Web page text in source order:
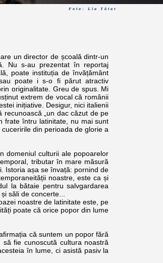
Foto: Lia Tătar
un director de școală dintr-un
Nu s-au prezentat în reportaj
poate instituția de învățământ
poate i s-o fi părut atractiv
originalitate. Greu de spus. Mi
extrem de vocal că românii
inițiative. Desigur, nici italienii
„un dac căzut de pe
frate întru latinitate, nu mai sunt
din perioada de glorie a
culturii ale popoarelor
tributar în mare măsură
Istoria așa se învață: pornind de
noastre, este ca și
la bătaie pentru salvgardarea
săli de concerte...
noastre de latinitate este, pe
poate că orice popor din lume
că suntem un popor fără
fie cunoscută cultura noastră
în lume, ci asistă pasiv la